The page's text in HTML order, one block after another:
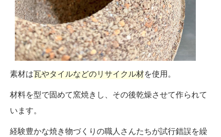
素材は瓦やタイルなどのリサイクル材を使用。
材料を型で固めて窯焼きし、その後乾燥させて作られて
います。
経験豊かな焼き物づくりの職人さんたちが試行錯誤を繰